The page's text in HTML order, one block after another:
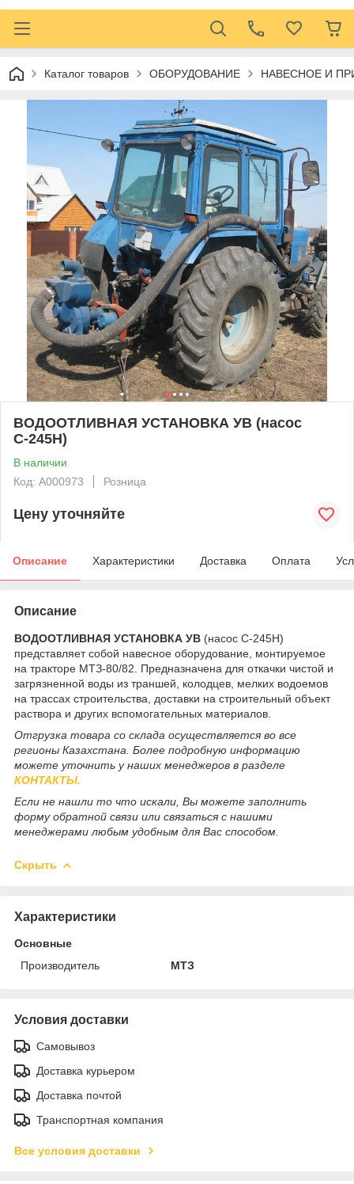
Каталог товаров ОБОРУДОВАНИЕ НАВЕСНОЕ И
ВОДООТЛИВНАЯ УСТАНОВКА УВ (насос
С-245Н)
В наличии
Код: А000973
Розница
Цену уточняйте
Описание Характеристики Доставка Оплата
Описание
ВОДООТЛИВНАЯ УСТАНОВКА УВ (насос С-245Н)
представляет собой навесное оборудование, монтируемое
на тракторе МТЗ-80/82. Предназначена для откачки чистой и
загрязненной воды из траншей, колодцев, мелких водоемов
на трассах строительства, доставки на строительный объект
раствора и других вспомогательных материалов.
Отгрузка товара со склада осуществляется во все
регионы Казахстана. Более подробную информацию
можете уточнить у наших менеджеров в разделе
КОНТАКТЫ.
Если не нашли то что искали, Вы можете заполнить
форму обратной связи или связаться с нашими
менеджерами любым удобным для Вас способом.
Скрыть
Характеристики
Основные
Производитель
МТЗ
Условия доставки
Самовывоз
Доставка курьером
Доставка почтой
Транспортная компания
Все условия доставки